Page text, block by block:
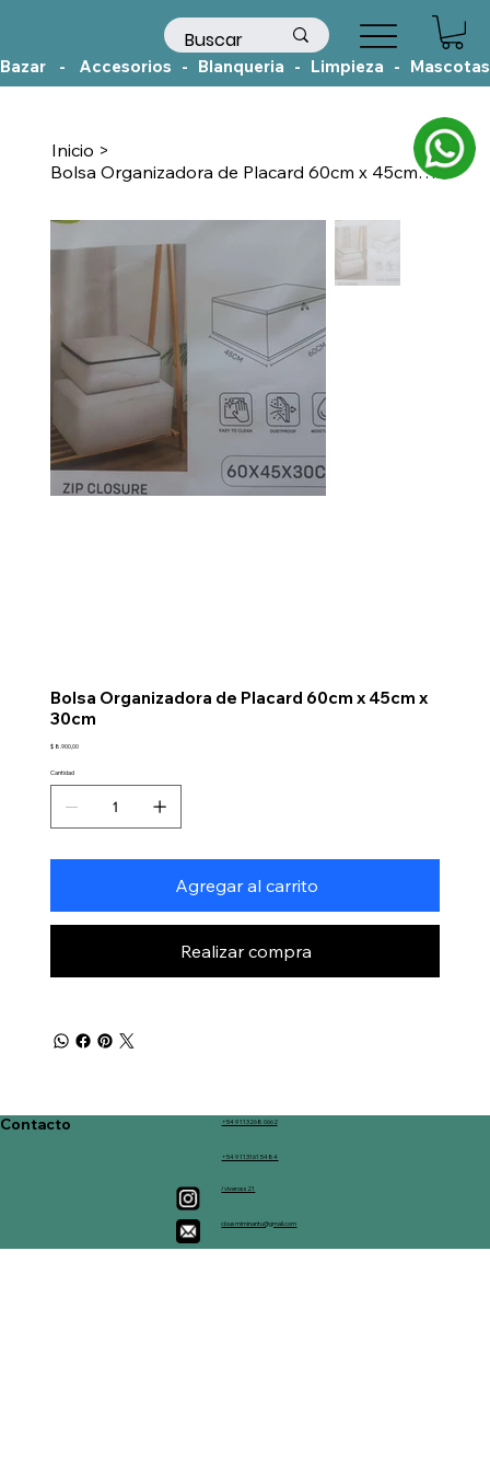
Bazar    -    Accesorios   -   Blanqueria   -   Limpieza   -
Inicio >
Bolsa Organizadora de Placard 60cm x 45cm x 30cm
Bolsa Organizadora de Placard 60cm x 45cm x
30cm
Precio
$ 8.900,00
Cantidad
Agregar al carrito
Realizar compra
+54 9 113268 0662
+54 9 113161 5484
/viveross21
clousmiminantu@gmail.com
Contacto